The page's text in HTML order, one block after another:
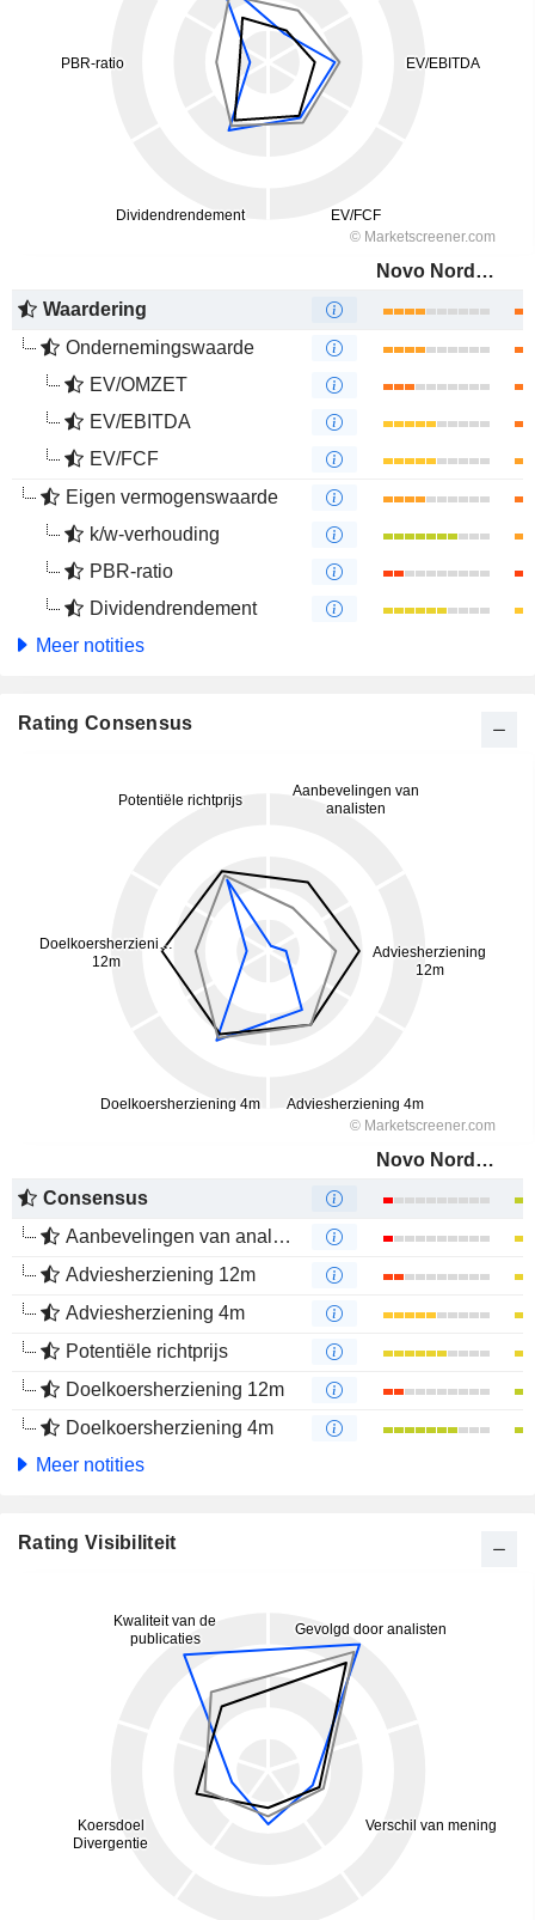
Novo Nordisk A/S
Waardering
Ondernemingswaarde
EV/OMZET
EV/EBITDA
EV/FCF
Eigen vermogenswaarde
k/w-verhouding
PBR-ratio
Dividendrendement
Meer notities
Rating Consensus
Novo Nordisk A/S
Consensus
Aanbevelingen van analisten
Adviesherziening 12m
Adviesherziening 4m
Potentiële richtprijs
Doelkoersherziening 12m
Doelkoersherziening 4m
Meer notities
Rating Visibiliteit